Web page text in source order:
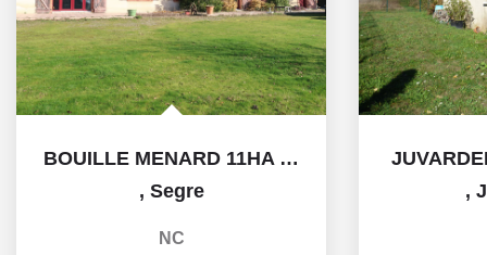
BOUILLE MENARD 11HA et pièce d'eau.
, Segre
NC
,